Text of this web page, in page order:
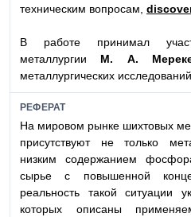
техническим вопросам,
В работе принимал
металлургии М. А.
металлургических
РЕФЕРАТ
На мировом рынке шихтовых
присутствуют не только
низким содержанием
сырье с повышенной
реальность такой ситуации
которых описаны